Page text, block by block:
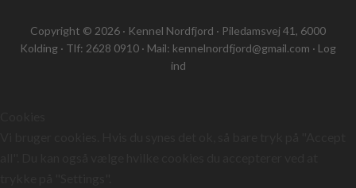
Copyright © 2026 · Kennel Nordfjord · Piledamsvej 41, 6000
Kolding · Tlf: 2628 0910 · Mail: kennelnordfjord@gmail.com · Log
ind